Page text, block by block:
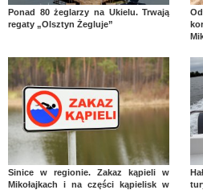
Ponad 80 żeglarzy na Ukielu. Trwają
regaty „Olsztyn Żegluje”
Sinice w regionie. Zakaz kąpieli w
Mikołajkach i na części kąpielisk w